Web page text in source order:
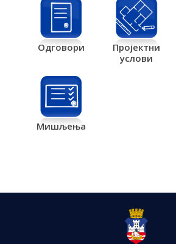
Одговори
Пројектни
услови
Мишљења